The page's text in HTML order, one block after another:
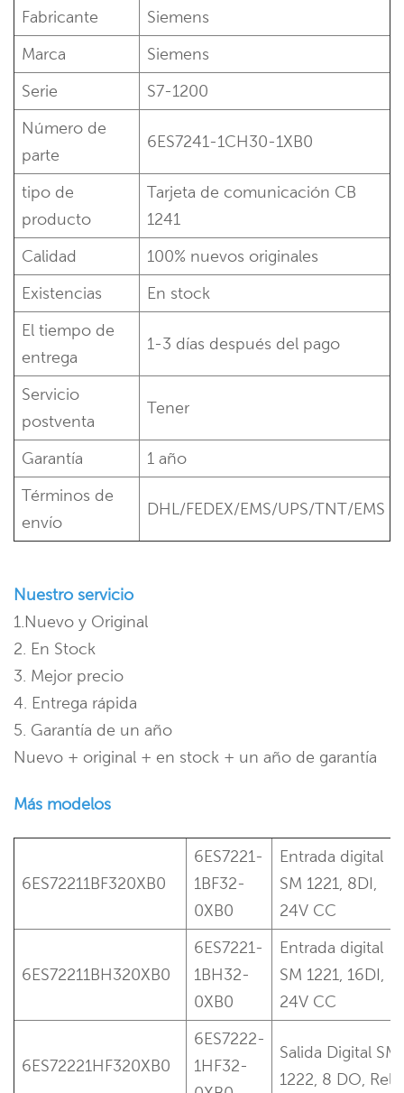
Fabricante
Siemens
Marca
Siemens
Serie
S7-1200
Número de
parte
6ES7241-1CH30-1XB0
tipo de
producto
Tarjeta de comunicación CB
1241
Calidad
100% nuevos originales
Existencias
En stock
El tiempo de
entrega
1-3 días después del pago
Servicio
postventa
Tener
Garantía
1 año
Términos de
envío
DHL/FEDEX/EMS/UPS/TNT/EMS
Nuestro servicio
1.Nuevo y Original
2. En Stock
3. Mejor precio
4. Entrega rápida
5. Garantía de un año
Nuevo + original + en stock + un año de garantía
Más modelos
6ES72211BF320XB0
6ES7221-
1BF32-
0XB0
Entrada digital
SM 1221, 8DI,
24V CC
6ES72211BH320XB0
6ES7221-
1BH32-
0XB0
Entrada digital
SM 1221, 16DI,
24V CC
6ES72221HF320XB0
6ES7222-
1HF32-
Salida Digital SM
1222, 8 DO, Relé